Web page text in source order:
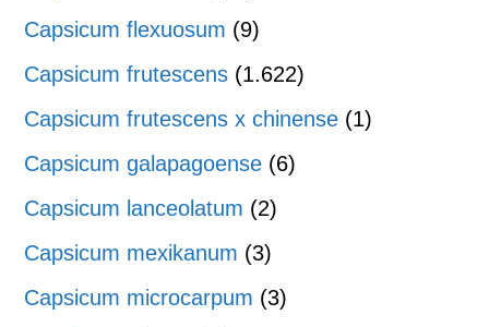
Capsicum flexuosum (9)
Capsicum frutescens (1.622)
Capsicum frutescens x chinense (1)
Capsicum galapagoense (6)
Capsicum lanceolatum (2)
Capsicum mexikanum (3)
Capsicum microcarpum (3)